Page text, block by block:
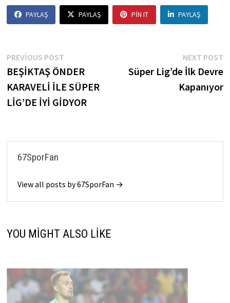
PAYLAŞ PAYLAŞ PIN IT PAYLAŞ
Yazı
gezinmesi
PREVIOUS POSTPrevious
post:
BEŞİKTAŞ ÖNDER
KARAVELİ İLE SÜPER
LİG’DE İYİ GİDYOR
NEXT POST
Süper Lig’de İlk Devre
Kapanıyor
67SporFan
View all posts by 67SporFan →
YOU MIGHT ALSO LIKE